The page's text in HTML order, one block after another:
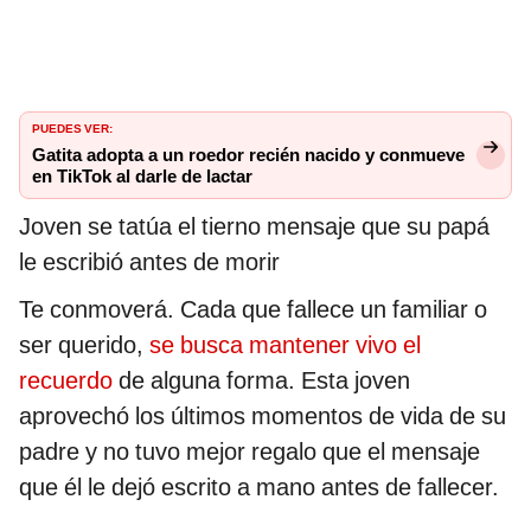
PUEDES VER:
Gatita adopta a un roedor recién nacido y conmueve
en TikTok al darle de lactar
Joven se tatúa el tierno mensaje que su papá
le escribió antes de morir
Te conmoverá. Cada que fallece un familiar o
ser querido, se busca mantener vivo el
recuerdo de alguna forma. Esta joven
aprovechó los últimos momentos de vida de su
padre y no tuvo mejor regalo que el mensaje
que él le dejó escrito a mano antes de fallecer.